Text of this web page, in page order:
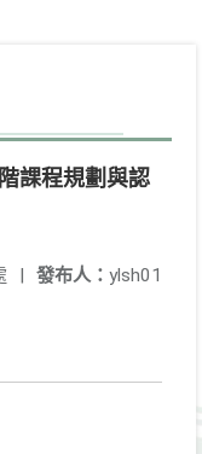
課程規劃與認
發布人： ylsh01
|